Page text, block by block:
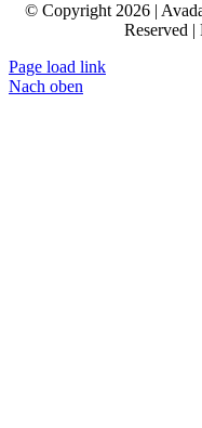
© Copyright 2026 |
Reserved |
Page load link
Nach oben